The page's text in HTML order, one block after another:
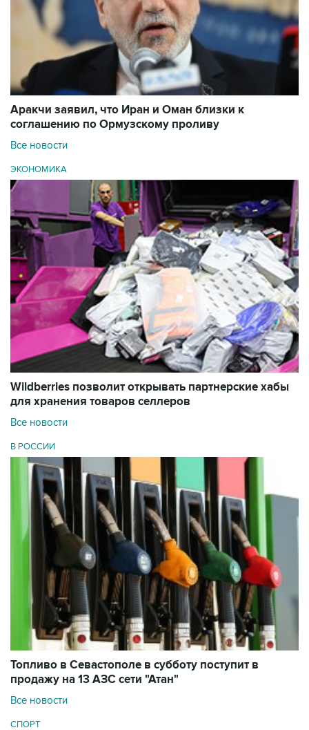
Аракчи заявил, что Иран и Оман близки к
соглашению по Ормузскому проливу
Все новости
ЭКОНОМИКА
Wildberries позволит открывать партнерские хабы
для хранения товаров селлеров
Все новости
В РОССИИ
Топливо в Севастополе в субботу поступит в
продажу на 13 АЗС сети "Атан"
Все новости
СПОРТ